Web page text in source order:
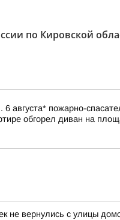
по Кировской
августа* пожарно-
обгорел диван на
не вернулись с улицы